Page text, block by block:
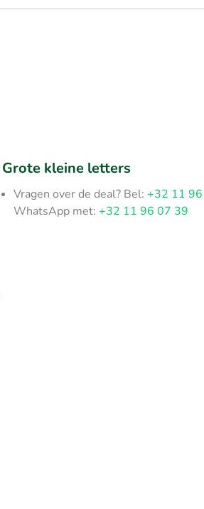
Grote kleine letters
Vragen over de deal? Bel:+32 11
WhatsApp met:+32 11 96 07 39